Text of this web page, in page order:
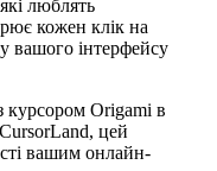
люблять
кожен клік на
вашого інтерфейсу
курсором Origami в
цей
вашим онлайн-